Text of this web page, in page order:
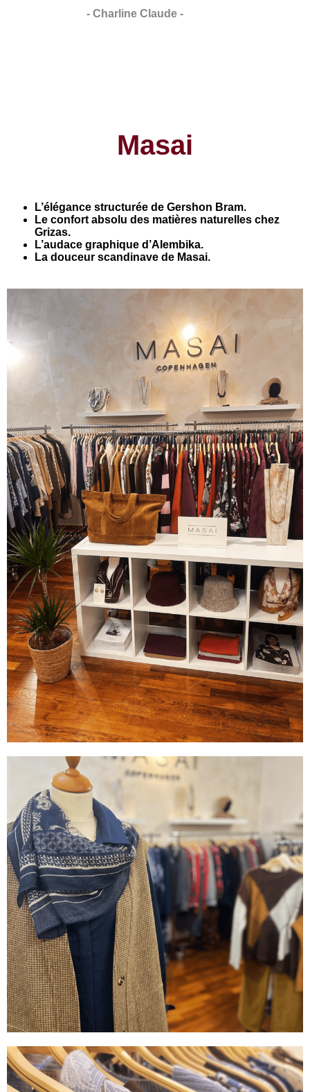
- Charline Claude -
Masai
L’élégance structurée de Gershon Bram.
Le confort absolu des matières naturelles chez
Grizas.
L’audace graphique d’Alembika.
La douceur scandinave de Masai.